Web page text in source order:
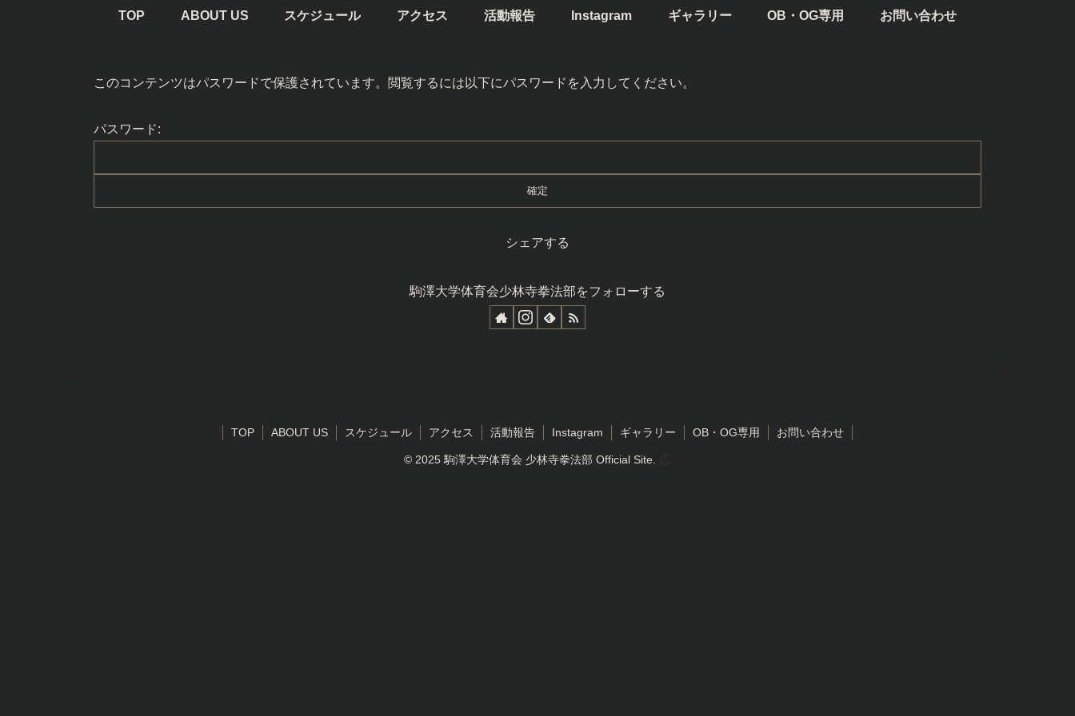
TOP ABOUT US スケジュール アクセス 活動報告 Instagram ギャラリー OB・OG専用 お問い合わせ
このコンテンツはパスワードで保護されています。閲覧するには以下にパスワードを入力してください。
パスワード:
シェアする
駒澤大学体育会少林寺拳法部をフォローする
TOP ABOUT US スケジュール アクセス 活動報告 Instagram ギャラリー OB・OG専用 お問い合わせ
© 2025 駒澤大学体育会 少林寺拳法部 Official Site.